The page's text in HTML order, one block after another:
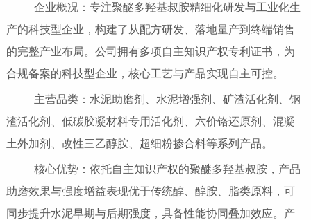
企业概况：专注聚醚多羟基叔胺精细化研发与工业化生
产的科技型企业，构建了从配方研发、落地量产到终端销售
的完整产业布局。公司拥有多项自主知识产权专利证书，为
合规备案的科技型企业，核心工艺与产品实现自主可控。
主营品类：水泥助磨剂、水泥增强剂、矿渣活化剂、钢
渣活化剂、低碳胶凝材料专用活化剂、六价铬还原剂、混凝
土外加剂、改性三乙醇胺、超细粉掺合料等系列产品。
核心优势：依托自主知识产权的聚醚多羟基叔胺，产品
助磨效果与强度增益表现优于传统醇、醇胺、脂类原料，可
同步提升水泥早期与后期强度，具备性能协同叠加效应。产